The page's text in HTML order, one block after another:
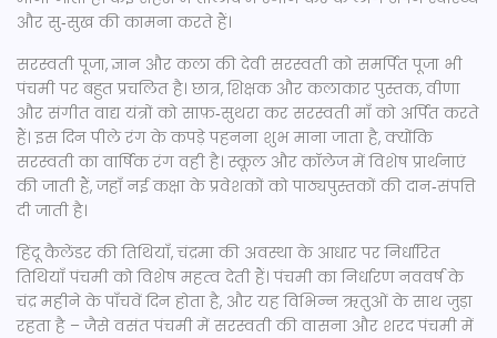
और सु‑सुख की कामना करते हैं।
सरस्वती पूजा,ज्ञान और कला की देवी सरस्वती को समर्पित पूजा भी
पंचमी पर बहुत प्रचलित है। छात्र, शिक्षक और कलाकार पुस्तक, वीणा
और संगीत वाद्य यंत्रों को साफ़‑सुथरा कर सरस्वती माँ को अर्पित करते
हैं। इस दिन पीले रंग के कपड़े पहनना शुभ माना जाता है, क्योंकि
सरस्वती का वार्षिक रंग वही है। स्कूल और कॉलेज में विशेष प्रार्थनाएं
की जाती हैं, जहाँ नई कक्षा के प्रवेशकों को पाठ्यपुस्तकों की दान‑संपत्ति
दी जाती है।
हिंदू कैलेंडर कीतिथियाँ,चंद्रमा की अवस्था के आधार पर निर्धारित
तिथियाँपंचमी को विशेष महत्व देती हैं। पंचमी का निर्धारण नववर्ष के
चंद्र महीने के पाँचवें दिन होता है, और यह विभिन्न ऋतुओं के साथ जुड़ा
रहता है – जैसे वसंत पंचमी में सरस्वती की वासना और शरद पंचमी में